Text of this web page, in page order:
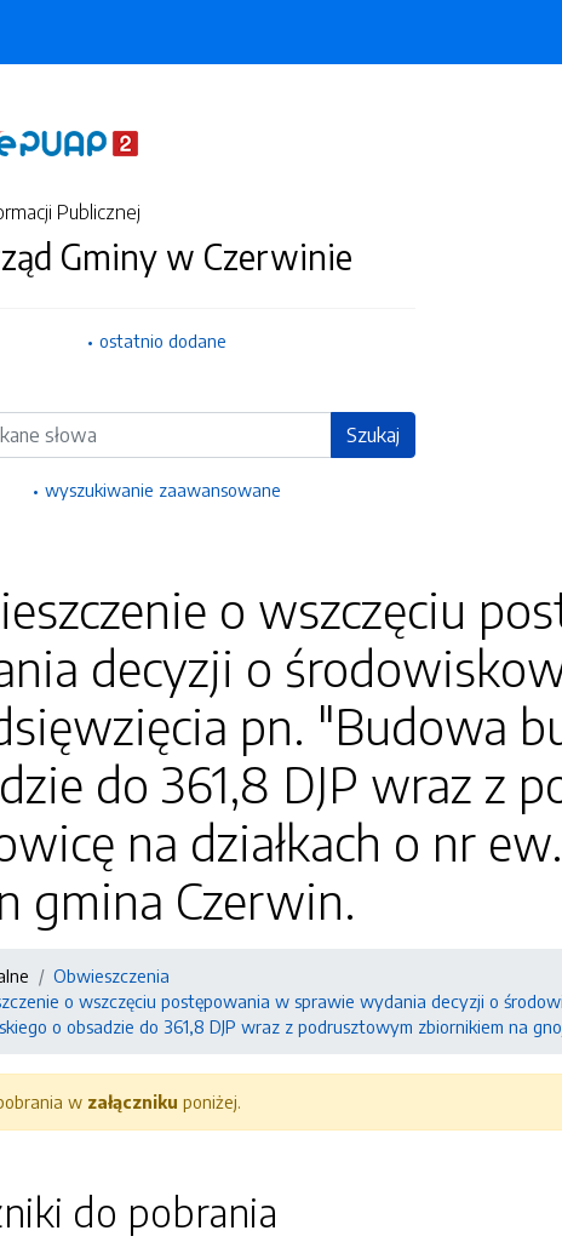
Publicznej
Gminy w Czerwinie
ostatnio dodane
Szukaj
wyszukiwanie zaawansowane
o wszczęciu
decyzji o
pn. "Budowa
do 361,8 DJP wraz z
na działkach o nr
gmina Czerwin.
Obwieszczenia
o wszczęciu postępowania w sprawie wydania decyzji o
o obsadzie do 361,8 DJP wraz z podrusztowym zbiornikiem na
w załączniku poniżej.
do pobrania